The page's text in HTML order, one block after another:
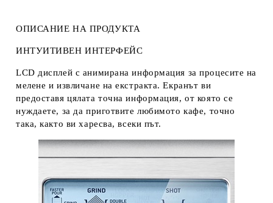
ОПИСАНИЕ НА ПРОДУКТА
ИНТУИТИВЕН ИНТЕРФЕЙС
LCD дисплей с анимирана информация за процесите на
мелене и извличане на екстракта. Екранът ви
предоставя цялата точна информация, от която се
нуждаете, за да приготвите любимото кафе, точно
така, както ви харесва, всеки път.